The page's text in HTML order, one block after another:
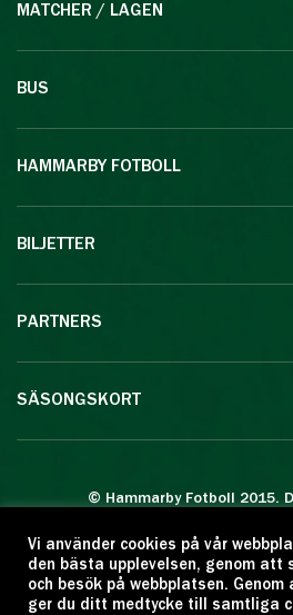
MATCHER / LAGEN
BUS
HAMMARBY FOTBOLL
BILJETTER
PARTNERS
SÄSONGSKORT
© Hammarby Fotboll 2015.
Eftertryck eller annan
Citera oss gärna men
www.hammarbyfotboll.se.
Vi använder cookies på vår
den bästa upplevelsen, genom att
och besök på webbplatsen.
ger du ditt medtycke till samtliga